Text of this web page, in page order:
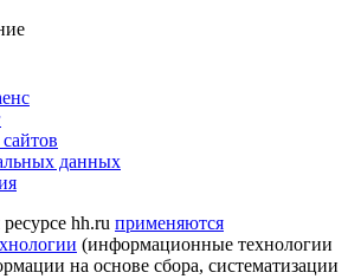
данных
hh.ru применяются
(информационные технологии
на основе сбора, систематизации